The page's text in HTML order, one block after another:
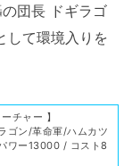
団長 ドギラゴ
して環境入りを
チャー 】
ゴン/革命軍/ハムカツ
ワー13000 / コスト8